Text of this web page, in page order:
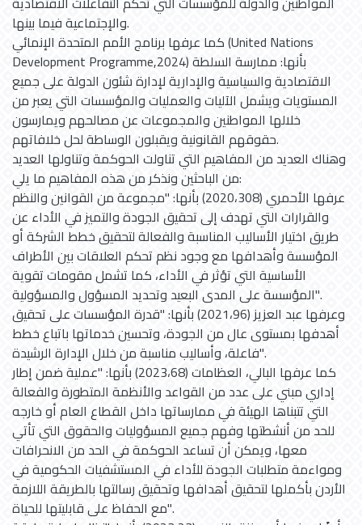
والإجتماعية فيما بينها.
كما عرفها برنامج الأمم المتحدة الإنمائي (United Nations
Development Programme,2024) بأنها: ممارسة السلطة
الاقتصادية والسياسية والإدارية لإدارة شئون الدولة على جميع
المستويات ويشمل الآليات والعمليات والمؤسسات التي يعبر من
خلالها المواطنين والمجموعات عن مصالحهم ويمارسون
حقوقهم القانونية ويقبلون الوساطة لحل خلافاتهم.
وهناك العديد من المفاهيم التي تناولت الحوكمة وتناولها العديد
من الباحثين ونذكر من هذه المفاهيم ما يلي:
عرفها الأحمري (2020،308) بأنها: "مجموعة من القوانين والنظم
والقرارات التي تهدف إلى تحقيق الجودة والتميز في الأداء عن
طريق اختيار الأساليب المناسبة والفعالة لتحقيق خطط الشركة أو
المؤسسة وأهدافها مع وجود نظم تحكم العلاقات بين الأطراف
الأساسية التي تؤثر في الأداء، كما تشمل مقومات تقوية
المؤسسة على المدى البعيد وتحديد المسؤول والمسؤولية".
وعرفها عبد العزيز (2021،96) بأنها: "قدرة المؤسسات على تحقيق
أهدفها بمستوى عال من الجودة، وتحسين خدماتها باتباع خطط
فاعلة، وأساليب مناسبة من خلال الإدارة الرشيدة".
كما عرفها البالي، العظامات (2023،68) بأنها: "عملية ضمن إطار
إداري مبني على عدد من القواعد والأنظمة المتطورة والفعالة
التي تتبناها الهيئة في ممارساتها داخل القطاع العام أو خارجه
للحد من أنشطتها وفهم جميع المسؤوليات والحقوق التي تأتي
معها، ويمكن أن تساعد الحوكمة في الحد من الانحرافات
ومواءمة متطلبات الجودة للأداء في المستشفيات الحكومية في
الأردن بأكملها لتحقيق أهدافها وتحقيق رسالتها بالطريقة اللازمة
مع الحفاظ على قابليتها للحياة".